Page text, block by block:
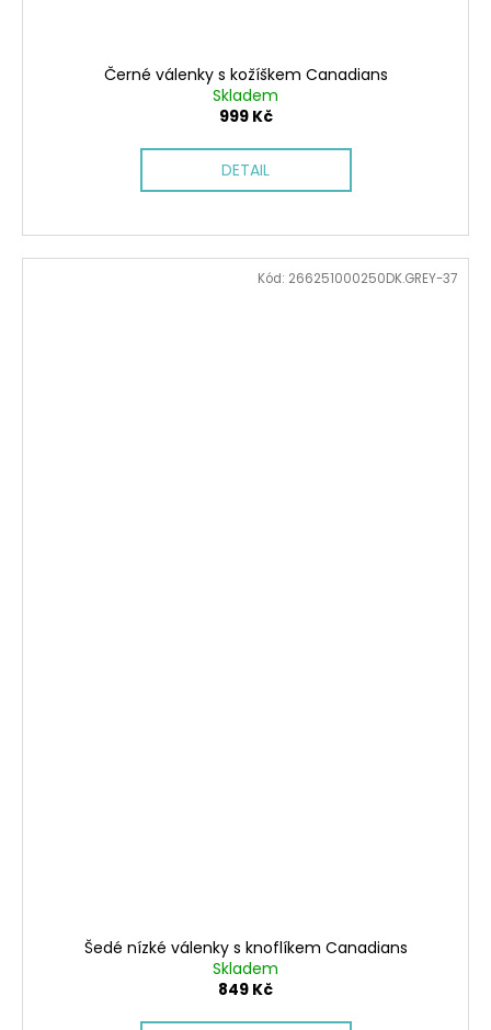
Černé válenky s kožíškem Canadians
Skladem
999 Kč
DETAIL
Šedé nízké válenky s knoflíkem Canadians
Skladem
849 Kč
Kód: 266251000250DK.GREY-37